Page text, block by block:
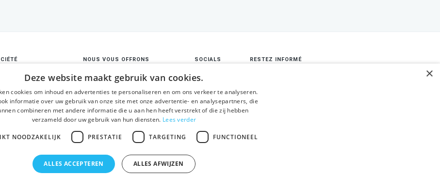
générales
et
NOUS VOUS OFFRONS
Visites guidées
Gand en un jour
Visite guidée du centre
historique
SOCIALS
Instagram
RESTEZ INFORMÉ
×
Deze website maakt gebruik van cookies.
cookies om inhoud en advertenties te personaliseren en om ons verkeer te analyseren.
informatie over uw gebruik van onze site met onze advertentie- en analysepartners, die
combineren met andere informatie die u aan hen heeft verstrekt of die zij hebben
verzameld door uw gebruik van hun diensten. Lees verder
NOODZAKELIJK PRESTATIE TARGETING FUNCTIONEEL
ALLES ACCEPTEREN ALLES AFWIJZEN